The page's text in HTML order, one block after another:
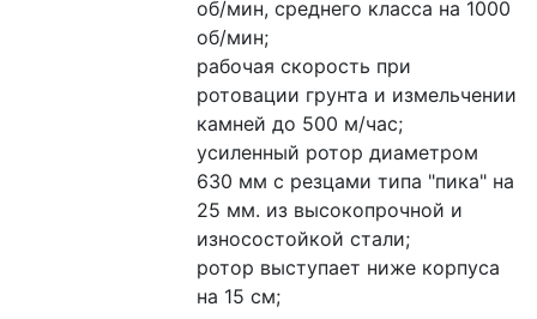
об/мин, среднего класса на 1000
об/мин;
рабочая скорость при
ротовации грунта и измельчении
камней до 500 м/час;
усиленный ротор диаметром
630 мм с резцами типа "пика" на
25 мм. из высокопрочной и
износостойкой стали;
ротор выступает ниже корпуса
на 15 см;